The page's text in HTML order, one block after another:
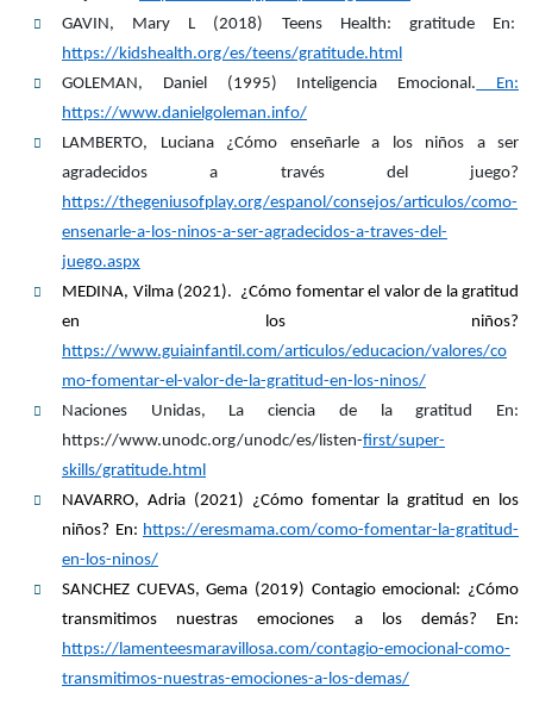
GAVIN, Mary L (2018) Teens Health: gratitude En:
https://kidshealth.org/es/teens/gratitude.html
GOLEMAN, Daniel (1995) Inteligencia Emocional. En:
https://www.danielgoleman.info/
LAMBERTO, Luciana ¿Cómo enseñarle a los niños a ser
agradecidos a través del juego?
https://thegeniusofplay.org/espanol/consejos/articulos/como-
ensenarle-a-los-ninos-a-ser-agradecidos-a-traves-del-
juego.aspx
MEDINA, Vilma (2021). ¿Cómo fomentar el valor de la gratitud
en los niños?
https://www.guiainfantil.com/articulos/educacion/valores/co
mo-fomentar-el-valor-de-la-gratitud-en-los-ninos/
Naciones Unidas, La ciencia de la gratitud En:
https://www.unodc.org/unodc/es/listen-first/super-
skills/gratitude.html
NAVARRO, Adria (2021) ¿Cómo fomentar la gratitud en los
niños? En: https://eresmama.com/como-fomentar-la-gratitud-
en-los-ninos/
SANCHEZ CUEVAS, Gema (2019) Contagio emocional: ¿Cómo
transmitimos nuestras emociones a los demás? En:
https://lamenteesmaravillosa.com/contagio-emocional-como-
transmitimos-nuestras-emociones-a-los-demas/